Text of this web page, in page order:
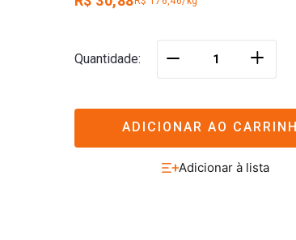
Quantidade ＋
ADICIONAR AO